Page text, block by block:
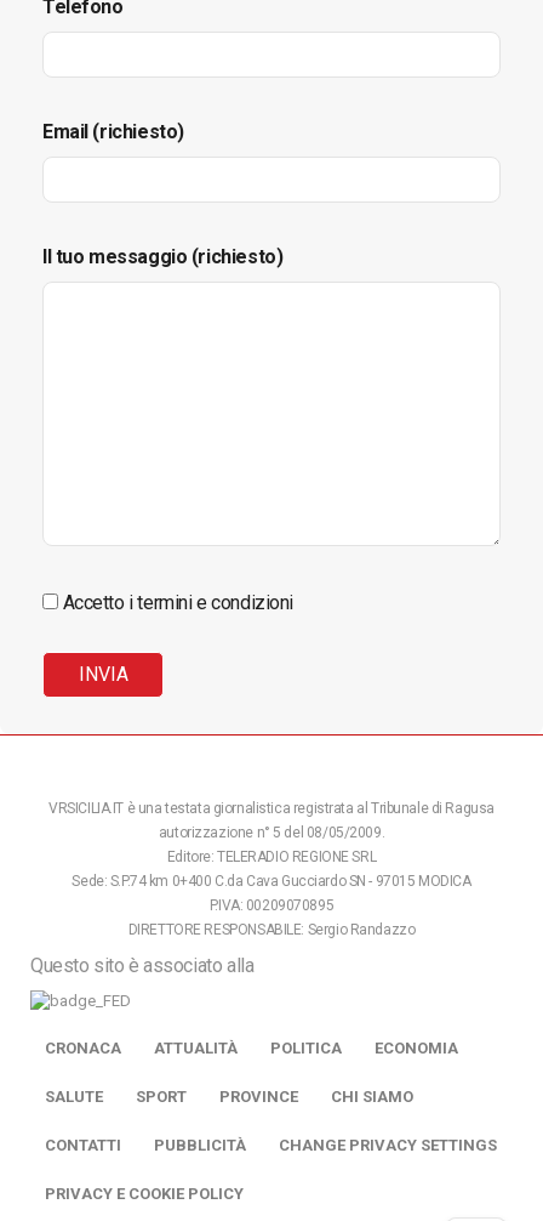
Telefono
Email (richiesto)
Il tuo messaggio (richiesto)
Accetto i termini e condizioni
VRSICILIA.IT è una testata giornalistica registrata al Tribunale di Ragusa
autorizzazione n° 5 del 08/05/2009.
Editore: TELERADIO REGIONE SRL
Sede: S.P.74 km 0+400 C.da Cava Gucciardo SN - 97015 MODICA
P.IVA: 00209070895
DIRETTORE RESPONSABILE: Sergio Randazzo
Questo sito è associato alla
CRONACA ATTUALITÀ POLITICA ECONOMIA
SALUTE SPORT PROVINCE CHI SIAMO
CONTATTI PUBBLICITÀ CHANGE PRIVACY SETTINGS
PRIVACY E COOKIE POLICY